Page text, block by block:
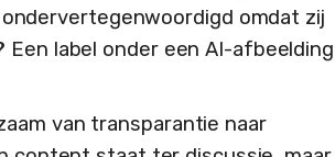
omdat zij
label onder een AI-afbeelding
van transparantie naar